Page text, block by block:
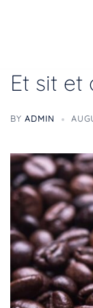
Et sit
BY ADMIN